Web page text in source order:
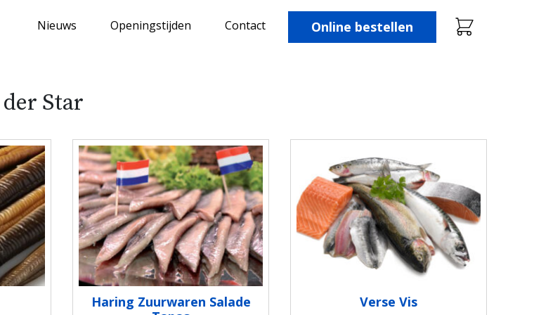
Nieuws Openingstijden Contact Online bestellen
Star
Haring Zuurwaren Salade
Verse Vis